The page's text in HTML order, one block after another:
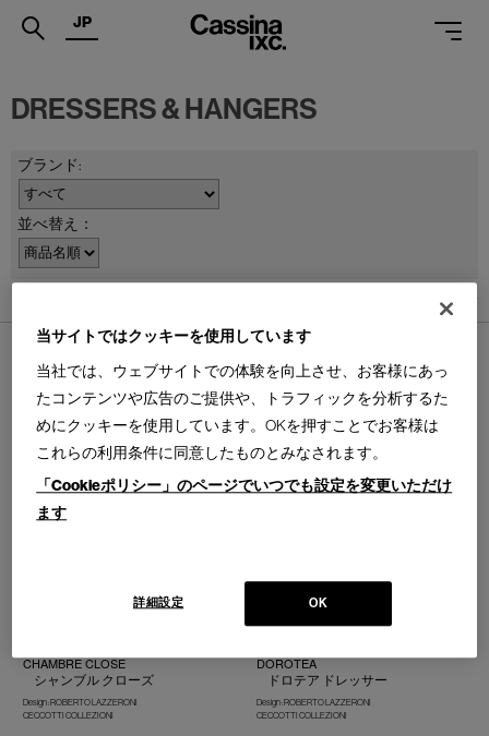
.
SERVICES
PROJECTS
MAGAZINE
CATALOGUES
PROFESSIONAL
ONLINE STORE お問合せ
JP
DRESSERS & HANGERS
並べ替え：
件あります
375 STAY
ステイ スクリーン/テーブル/コ
ートハンガー
Design :NERI ＆ HU
Cassina | Contemporary Collection
ARABELLA
アラベッラ ドレッサー
Design : FABRIZIA SCASSELLATI SFORZOLINI
CECCOTTI COLLEZIONI
CHAMBRE CLOSE
シャンブル クローズ
Design : ROBERTO LAZZERONI
CECCOTTI COLLEZIONI
DOROTEA
ドロテア ドレッサー
Design : ROBERTO LAZZERONI
CECCOTTI COLLEZIONI
当サイトではクッキーを使用しています
当社では、ウェブサイトでの体験を向上させ、お客様にあっ
たコンテンツや広告のご提供や、トラフィックを分析するた
めにクッキーを使用しています。OKを押すことでお客様は
これらの利用条件に同意したものとみなされます。
「Cookieポリシー」のページでいつでも設定を変更いただけ
ます
OK
詳細設定